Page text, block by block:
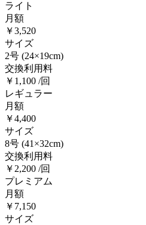
ライト
月額
￥3,520
サイズ
2号 (24×19cm)
交換利用料
￥1,100 /回
レギュラー
月額
￥4,400
サイズ
8号 (41×32cm)
交換利用料
￥2,200 /回
プレミアム
月額
￥7,150
サイズ